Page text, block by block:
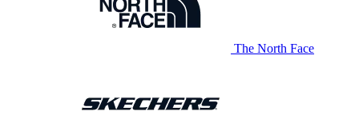
The North Face